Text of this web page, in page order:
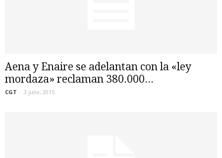
Aena y Enaire se adelantan con la «ley
mordaza» reclaman 380.000...
CGT - 3 julio, 2015